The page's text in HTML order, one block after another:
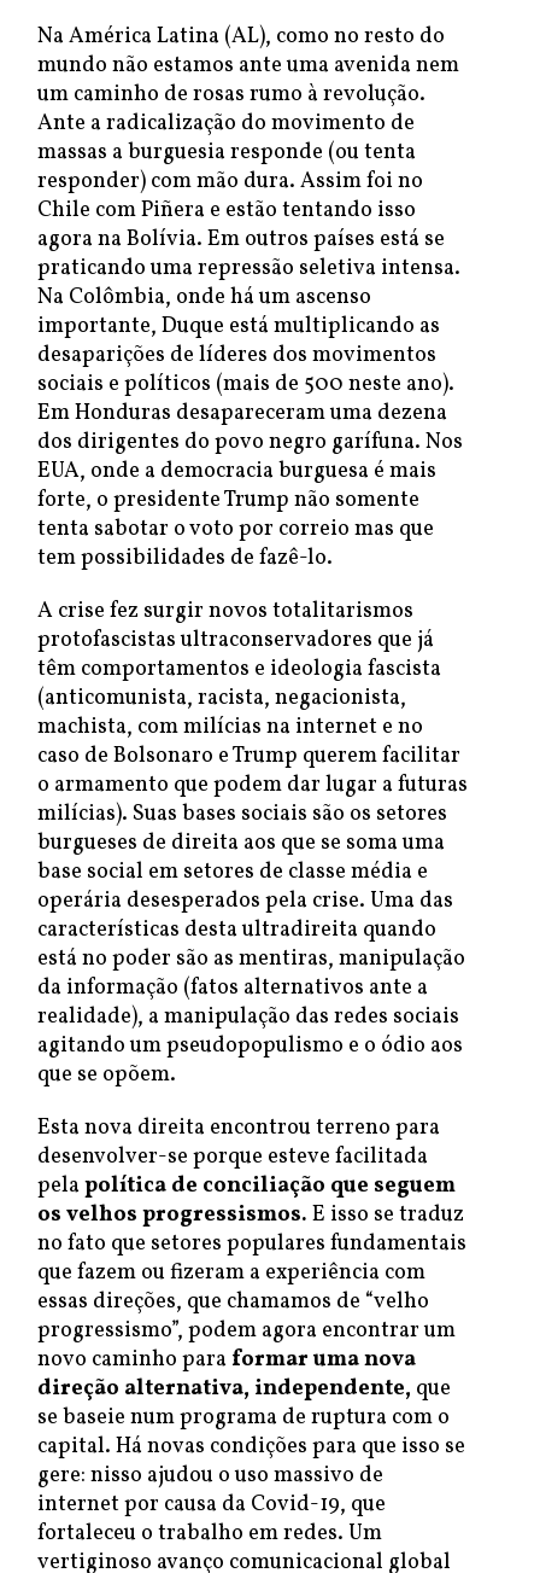
Na América Latina (AL), como no resto do
mundo não estamos ante uma avenida nem
um caminho de rosas rumo à revolução.
Ante a radicalização do movimento de
massas a burguesia responde (ou tenta
responder) com mão dura. Assim foi no
Chile com Piñera e estão tentando isso
agora na Bolívia. Em outros países está se
praticando uma repressão seletiva intensa.
Na Colômbia, onde há um ascenso
importante, Duque está multiplicando as
desaparições de líderes dos movimentos
sociais e políticos (mais de 500 neste ano).
Em Honduras desapareceram uma dezena
dos dirigentes do povo negro garífuna. Nos
EUA, onde a democracia burguesa é mais
forte, o presidente Trump não somente
tenta sabotar o voto por correio mas que
tem possibilidades de fazê-lo.
A crise fez surgir novos totalitarismos
protofascistas ultraconservadores que já
têm comportamentos e ideologia fascista
(anticomunista, racista, negacionista,
machista, com milícias na internet e no
caso de Bolsonaro e Trump querem facilitar
o armamento que podem dar lugar a futuras
milícias). Suas bases sociais são os setores
burgueses de direita aos que se soma uma
base social em setores de classe média e
operária desesperados pela crise. Uma das
características desta ultradireita quando
está no poder são as mentiras, manipulação
da informação (fatos alternativos ante a
realidade), a manipulação das redes sociais
agitando um pseudopopulismo e o ódio aos
que se opõem.
Esta nova direita encontrou terreno para
desenvolver-se porque esteve facilitada
pela política de conciliação que seguem
os velhos progressismos. E isso se traduz
no fato que setores populares fundamentais
que fazem ou fizeram a experiência com
essas direções, que chamamos de “velho
progressismo”, podem agora encontrar um
novo caminho para formar uma nova
direção alternativa, independente, que
se baseie num programa de ruptura com o
capital. Há novas condições para que isso se
gere: nisso ajudou o uso massivo de
internet por causa da Covid-19, que
fortaleceu o trabalho em redes. Um
vertiginoso avanço comunicacional global